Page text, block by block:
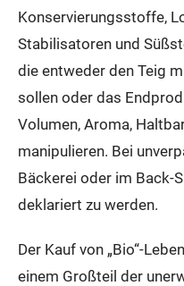
Konservierungsstoffe,
Stabilisatoren und
die entweder den Teig
sollen oder das
Volumen, Aroma,
manipulieren. Bei
Bäckerei oder im Back-
deklariert zu werden.
Der Kauf von „Bio“-
einem Großteil der